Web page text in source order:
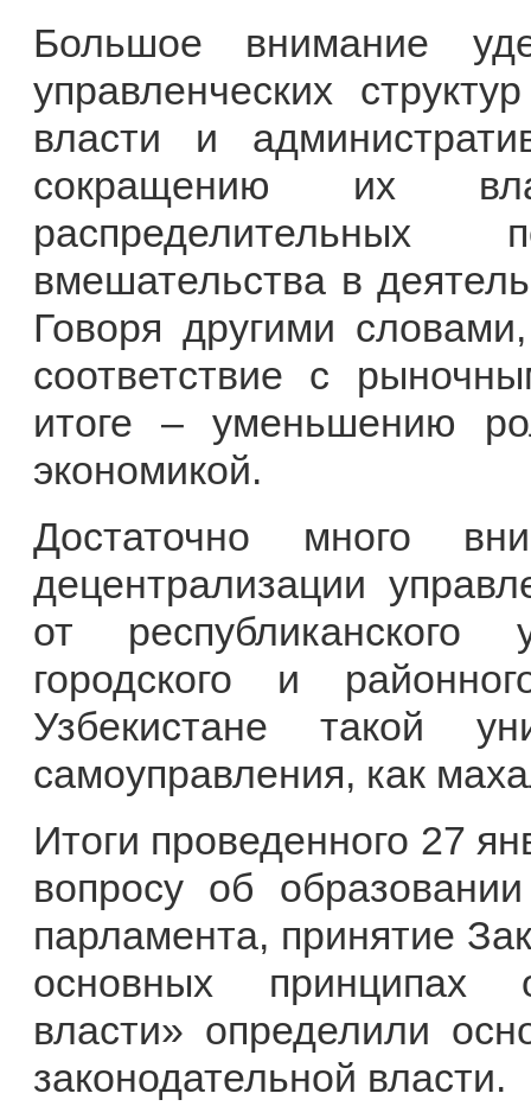
Большое внимание
управленческих
власти и
сокращению их
вмешательства в
Говоря другими
соответствие с
итоге – уменьшению
экономикой.
Достаточно много
децентрализации
от республиканского
городского и
Узбекистане такой
самоуправления, как
Итоги проведенного 27
вопросу об
парламента, принятие
основных принципах
власти» определили
законодательной власти.